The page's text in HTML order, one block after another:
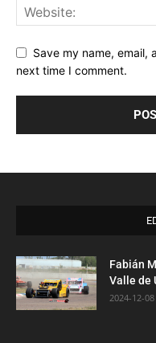
Save my name, email,
next time I comment.
Fabián
Valle de
2024-12-08